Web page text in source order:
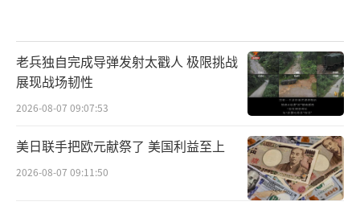
老兵独自完成导弹发射太戳人 极限挑战
展现战场韧性
2026-08-07 09:07:53
美日联手把欧元献祭了 美国利益至上
2026-08-07 09:11:50